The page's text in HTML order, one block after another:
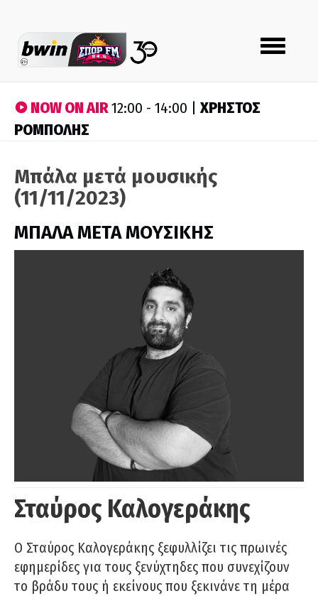
Toggle
navigation
NOW ON AIR12:00 - 14:00 | ΧΡΗΣΤΟΣ
ΡΟΜΠΟΛΗΣ
Μπάλα μετά μουσικής
(11/11/2023)
ΜΠΑΛΑ ΜΕΤΑ ΜΟΥΣΙΚΗΣ
Σταύρος Καλογεράκης
Ο Σταύρος Καλογεράκης ξεφυλλίζει τις πρωινές
εφημερίδες για τους ξενύχτηδες που συνεχίζουν
το βράδυ τους ή εκείνους που ξεκινάνε τη μέρα